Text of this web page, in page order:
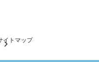
イトマップ